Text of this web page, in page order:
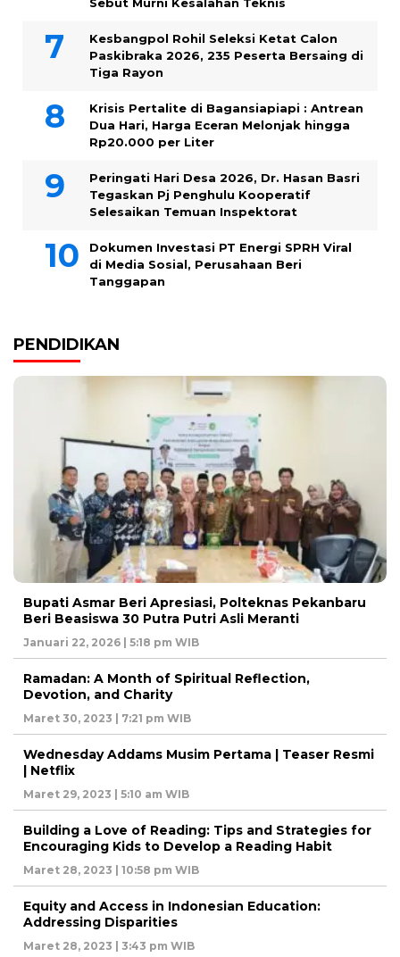
Kesbangpol Rohil Seleksi Ketat Calon
Paskibraka 2026, 235 Peserta Bersaing di
Tiga Rayon
Krisis Pertalite di Bagansiapiapi : Antrean
Dua Hari, Harga Eceran Melonjak hingga
Rp20.000 per Liter
Peringati Hari Desa 2026, Dr. Hasan Basri
Tegaskan Pj Penghulu Kooperatif
Selesaikan Temuan Inspektorat
Dokumen Investasi PT Energi SPRH Viral
di Media Sosial, Perusahaan Beri
Tanggapan
PENDIDIKAN
Bupati Asmar Beri Apresiasi, Polteknas Pekanbaru
Beri Beasiswa 30 Putra Putri Asli Meranti
Januari 22, 2026 | 5:18 pm WIB
Ramadan: A Month of Spiritual Reflection,
Devotion, and Charity
Maret 30, 2023 | 7:21 pm WIB
Wednesday Addams Musim Pertama | Teaser Resmi
| Netflix
Maret 29, 2023 | 5:10 am WIB
Building a Love of Reading: Tips and Strategies for
Encouraging Kids to Develop a Reading Habit
Maret 28, 2023 | 10:58 pm WIB
Equity and Access in Indonesian Education:
Addressing Disparities
Maret 28, 2023 | 3:43 pm WIB